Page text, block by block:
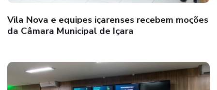
Vila Nova e equipes içarenses recebem moções
da Câmara Municipal de Içara